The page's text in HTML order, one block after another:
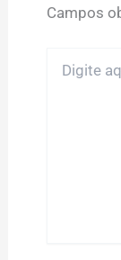
Campos
aqui...